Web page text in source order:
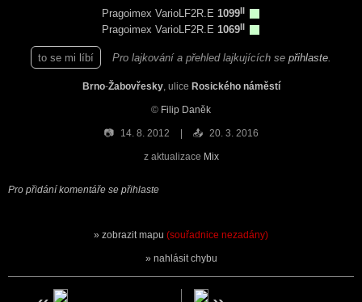
Pragoimex VarioLF2R.E 1099II
Pragoimex VarioLF2R.E 1069II
to se mi líbí Pro lajkování a přehled lajkujících se přihlaste
Brno-Žabovřesky, ulice Rosického náměstí
© Filip Daněk
📷 14. 8. 2012 📤 20. 3. 2016
z aktualizace Mix
Pro přidání komentáře se přihlaste
zobrazit mapu (souřadnice nezadány)
nahlásit chybu